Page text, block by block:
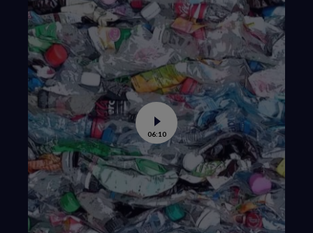
Voir
la
vidéo
de
Déchets
plastiques
:
les
enzymes
font
le
ménage
06:10